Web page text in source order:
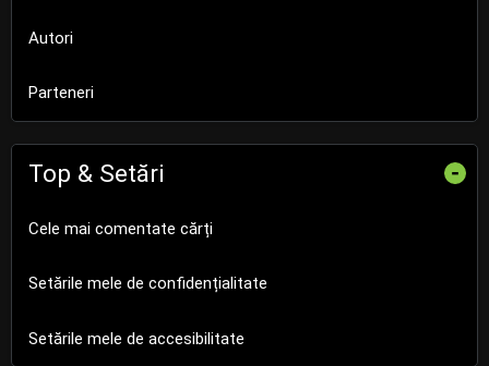
Autori
Parteneri
Top & Setări -
Cele mai comentate cărți
Setările mele de confidențialitate
Setările mele de accesibilitate